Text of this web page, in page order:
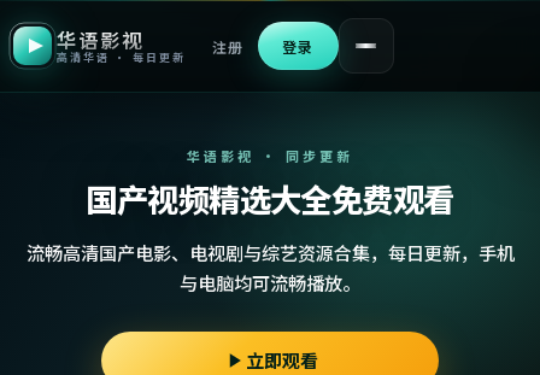
华语影视
高清华语 · 每日更新
注册 登录
华语影视 · 同步更新
国产视频精选大全免费观看
流畅高清国产电影、电视剧与综艺资源合集，每日更新，手机
与电脑均可流畅播放。
立即观看